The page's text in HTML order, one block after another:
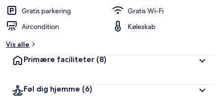
Gratis parkering
Gratis Wi-Fi
Aircondition
Køleskab
Vis alle
Primære faciliteter (8)
Føl dig hjemme (6)